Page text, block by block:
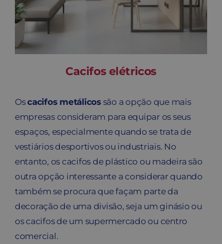
Cacifos elétricos
Oscacifos metálicossão a opção que mais
empresas consideram para equipar os seus
espaços, especialmente quando se trata de
vestiários desportivos ou industriais. No
entanto, os cacifos de plástico ou madeira são
outra opção interessante a considerar quando
também se procura que façam parte da
decoração de uma divisão, seja um ginásio ou
os cacifos de um supermercado ou centro
comercial.